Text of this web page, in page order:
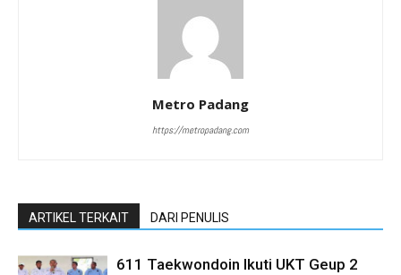
Metro Padang
https://metropadang.com
ARTIKEL TERKAIT DARI PENULIS
611 Taekwondoin Ikuti UKT Geup 2